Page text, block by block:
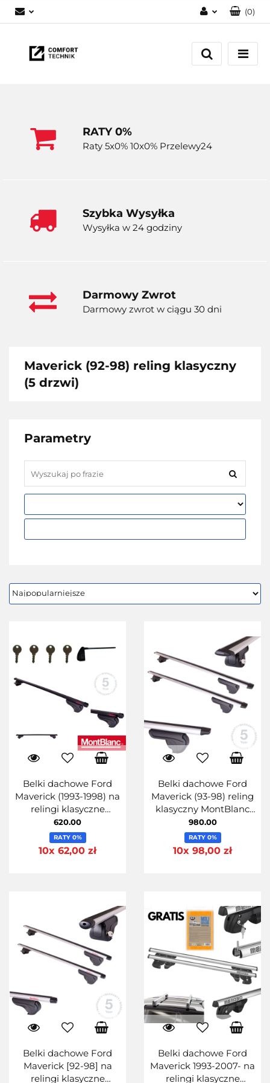
Zaloguj się
Zarejestruj się
(0)
RATY 0%
Raty 5x0% 10x0% Przelewy24
Szybka Wysyłka
Wysyłka w 24 godziny
Darmowy Zwrot
Darmowy zwrot w ciągu 30 dni
Maverick (92-98) reling klasyczny
(5 drzwi)
Parametry
Belki dachowe Ford
Maverick (1993-1998) na
relingi klasyczne
Stalowe Uniwersalne
125cm MontBlanc 125
Steel-
620.00
RATY 0%
10x 62,00 zł
Belki dachowe Ford
Maverick (93-98) reling
klasyczny MontBlanc
Activa AERO 125
980.00
RATY 0%
10x 98,00 zł
Belki dachowe Ford
Maverick [92-98] na
relingi klasyczne
Belki dachowe Ford
Maverick 1993-2007- na
relingi klasyczne